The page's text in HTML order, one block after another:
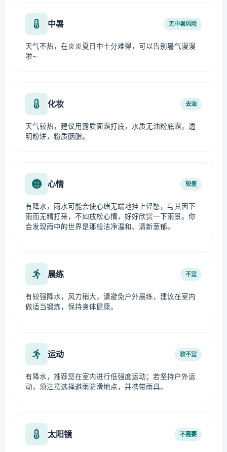
中暑 无中暑风险
天气不热，在炎炎夏日中十分难得，可以告别暑气漫漫
啦~
化妆 去油
天气较热，建议用露质面霜打底，水质无油粉底霜，透
明粉饼，粉质胭脂。
心情 较差
有降水，雨水可能会使心绪无端地挂上轻愁，与其因下
雨而无精打采，不如放松心情，好好欣赏一下雨景。你
会发现雨中的世界是那般洁净温和、清新葱郁。
晨练 不宜
有较强降水，风力稍大，请避免户外晨练，建议在室内
做适当锻炼，保持身体健康。
运动 较不宜
有降水，推荐您在室内进行低强度运动；若坚持户外运
动，须注意选择避雨防滑地点，并携带雨具。
太阳镜 不需要